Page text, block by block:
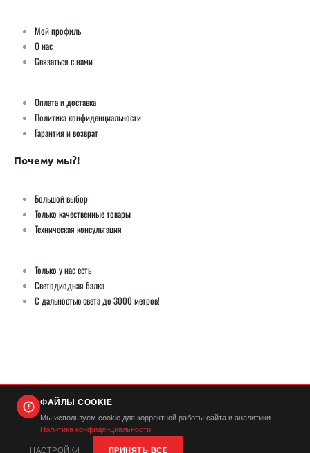
Мой профиль
О нас
Связаться с нами
Оплата и доставка
Политика конфиденциальности
Гарантия и возврат
Почему мы?!
Большой выбор
Только качественные товары
Техническая консультация
Только у нас есть
Светодиодная балка
С дальностью света до 3000 метров!
© Демич ИП (ИНН 501724446420) / Мистер Андерсон 2026. Все права защищены
...
ФАЙЛЫ COOKIE
Мы используем cookie для корректной работы сайта и аналитики.
Политика конфиденциальности
НАСТРОЙКИ ПРИНЯТЬ ВСЕ